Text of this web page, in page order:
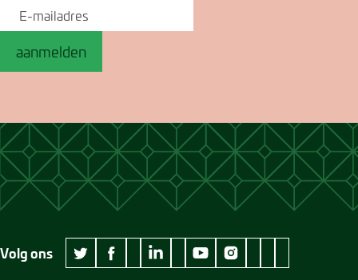
aanmelden
Volg ons
twitter Museum Jan Cunen
facebook Museum Jan Cunen
wikipedia Museum Jan Cunen
linkedin Museum Jan Cunen
googleplus Museum Jan Cunen
youtube Museum Jan Cunen
instagram Museum